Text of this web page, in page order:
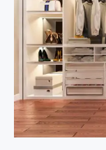
chaleur
fonctionnement,
avantages,
types,
prix;
etc.